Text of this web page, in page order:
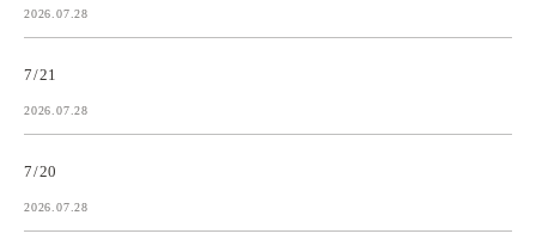
2026.07.28
7/21
2026.07.28
7/20
2026.07.28